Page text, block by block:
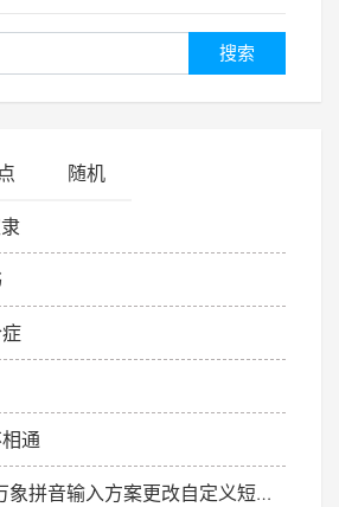
搜索
随机
通
音输入方案更改自定义短语文件的方法